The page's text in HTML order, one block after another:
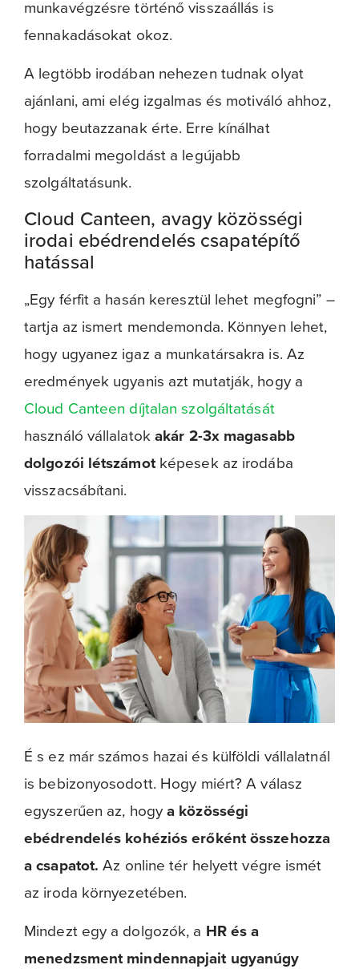
munkavégzésre történő visszaállás is
fennakadásokat okoz.
A legtöbb irodában nehezen tudnak olyat
ajánlani, ami elég izgalmas és motiváló ahhoz,
hogy beutazzanak érte. Erre kínálhat
forradalmi megoldást a legújabb
szolgáltatásunk.
Cloud Canteen, avagy közösségi
irodai ebédrendelés csapatépítő
hatással
„Egy férfit a hasán keresztül lehet megfogni” –
tartja az ismert mendemonda. Könnyen lehet,
hogy ugyanez igaz a munkatársakra is. Az
eredmények ugyanis azt mutatják, hogy a
Cloud Canteen díjtalan szolgáltatását
használó vállalatok akár 2-3x magasabb
dolgozói létszámotképesek az irodába
visszacsábítani.
É s ez már számos hazai és külföldi vállalatnál
is bebizonyosodott. Hogy miért?A válasz
egyszerűen az, hogya közösségi
ebédrendelés kohéziós erőként összehozza
a csapatot. Az online tér helyett végre ismét
az iroda környezetében.
Mindezt egy a dolgozók, a HR és a
menedzsment mindennapjait ugyanúgy